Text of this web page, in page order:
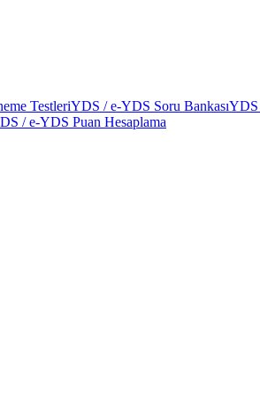
TestleriYDS / e-YDS Soru BankasıYDS
/ e-YDS Puan Hesaplama